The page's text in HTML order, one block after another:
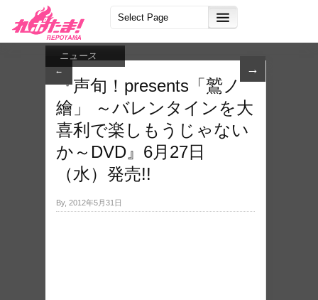
← →
ニュース
『声旬！presents「鷲ノ
繪」 ～バレンタインを大
喜利で楽しもうじゃない
か～DVD』6月27日
（水）発売!!
By, 2012年5月31日